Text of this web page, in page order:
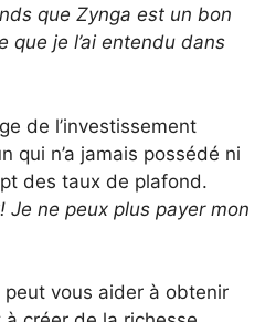
que Zynga est un bon
que je l’ai entendu dans
de l’investissement
qui n’a jamais possédé ni
des taux de plafond.
Je ne peux plus payer mon
vous aider à obtenir